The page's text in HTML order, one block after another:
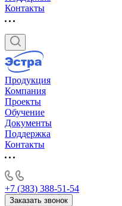
Контакты
Продукция
Компания
Проекты
Обучение
Документы
Поддержка
Контакты
+7 (383) 388-51-54
Заказать звонок